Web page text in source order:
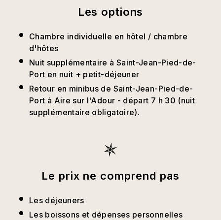
Les options
Chambre individuelle en hôtel / chambre
d'hôtes
Nuit supplémentaire à Saint-Jean-Pied-de-
Port en nuit + petit-déjeuner
Retour en minibus de Saint-Jean-Pied-de-
Port à Aire sur l'Adour - départ 7 h 30 (nuit
supplémentaire obligatoire).
Le prix ne comprend pas
Les déjeuners
Les boissons et dépenses personnelles